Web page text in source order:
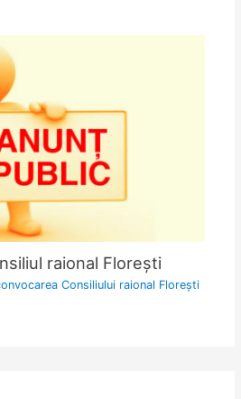
raional Florești
Consiliului raional Florești